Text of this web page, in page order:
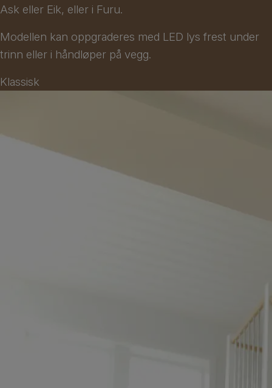
Ask eller Eik, eller i Furu.
Modellen kan oppgraderes med LED lys frest under
trinn eller i håndløper på vegg.
Klassisk